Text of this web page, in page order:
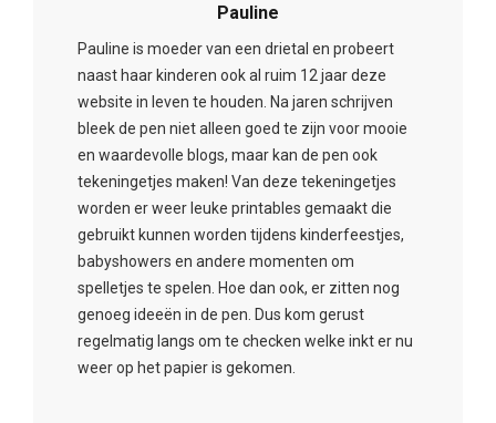
Pauline
Pauline is moeder van een drietal en probeert
naast haar kinderen ook al ruim 12 jaar deze
website in leven te houden. Na jaren schrijven
bleek de pen niet alleen goed te zijn voor mooie
en waardevolle blogs, maar kan de pen ook
tekeningetjes maken! Van deze tekeningetjes
worden er weer leuke printables gemaakt die
gebruikt kunnen worden tijdens kinderfeestjes,
babyshowers en andere momenten om
spelletjes te spelen. Hoe dan ook, er zitten nog
genoeg ideeën in de pen. Dus kom gerust
regelmatig langs om te checken welke inkt er nu
weer op het papier is gekomen.